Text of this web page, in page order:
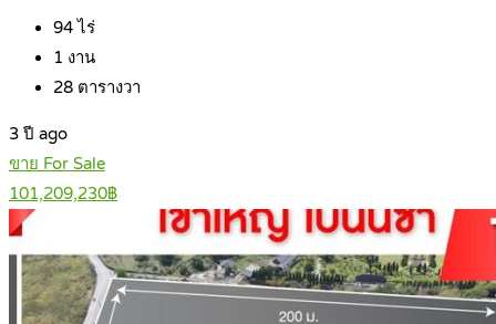
94 ไร่
1 งาน
28 ตารางวา
3 ปี ago
ขาย For Sale
101,209,230฿